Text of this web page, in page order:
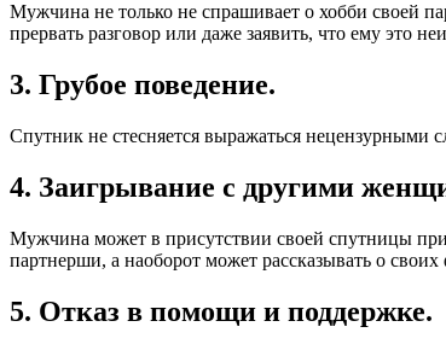
Мужчина не только не спрашивает о хобби своей
прервать разговор или даже заявить, что ему это
3. Грубое поведение.
Спутник не стесняется выражаться
4. Заигрывание с другими
Мужчина может в присутствии своей спутницы
партнерши, а наоборот может рассказывать о
5. Отказ в помощи и поддержке.